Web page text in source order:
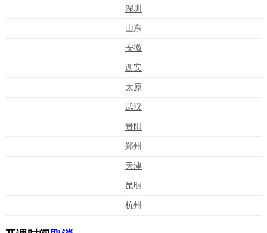
深圳
山东
安徽
西安
太原
武汉
贵阳
郑州
天津
昆明
杭州